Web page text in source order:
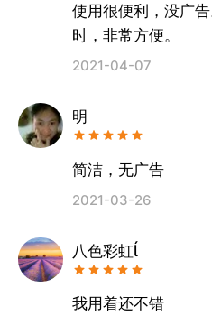
使用很便利，没广
时，非常方便。
2021-04-07
明
简洁，无广告
2021-03-26
八色彩虹
我用着还不错